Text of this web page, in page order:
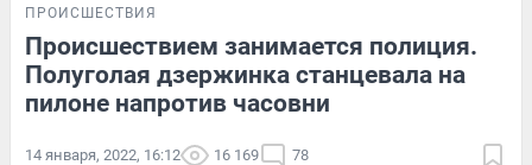
ПРОИСШЕСТВИЯ
Происшествием занимается полиция.
Полуголая дзержинка станцевала на
пилоне напротив часовни
14 января, 2022, 16:12 16 169 78